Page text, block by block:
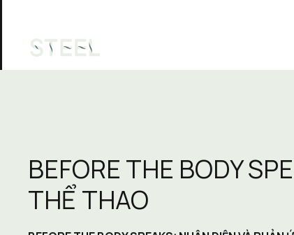
BEFORE THE BODY
THỂ THAO